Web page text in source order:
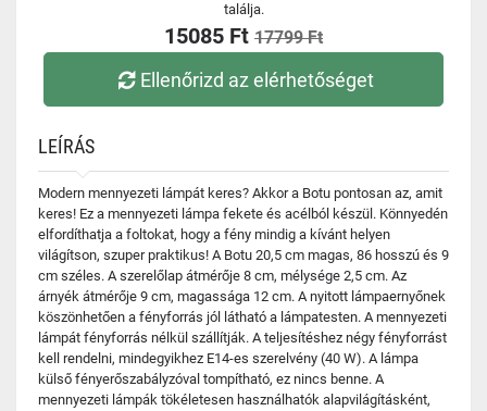
találja.
15085 Ft 17799 Ft
Ellenőrizd az elérhetőséget
LEÍRÁS
Modern mennyezeti lámpát keres? Akkor a Botu pontosan az, amit
keres! Ez a mennyezeti lámpa fekete és acélból készül. Könnyedén
elfordíthatja a foltokat, hogy a fény mindig a kívánt helyen
világítson, szuper praktikus! A Botu 20,5 cm magas, 86 hosszú és 9
cm széles. A szerelőlap átmérője 8 cm, mélysége 2,5 cm. Az
árnyék átmérője 9 cm, magassága 12 cm. A nyitott lámpaernyőnek
köszönhetően a fényforrás jól látható a lámpatesten. A mennyezeti
lámpát fényforrás nélkül szállítják. A teljesítéshez négy fényforrást
kell rendelni, mindegyikhez E14-es szerelvény (40 W). A lámpa
külső fényerőszabályzóval tompítható, ez nincs benne. A
mennyezeti lámpák tökéletesen használhatók alapvilágításként,